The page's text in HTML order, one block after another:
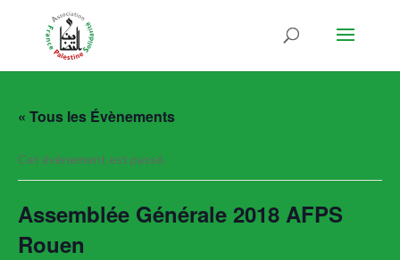
« Tous les Évènements
Cet évènement est passé.
Assemblée Générale 2018 AFPS
Rouen